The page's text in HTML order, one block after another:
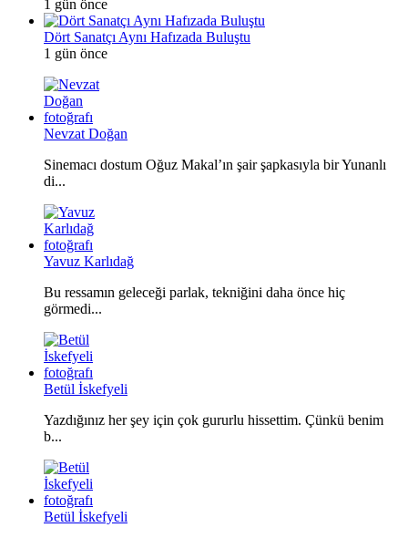
1 gün önce
Dört Sanatçı Aynı Hafızada Buluştu
1 gün önce
Nevzat Doğan
Sinemacı dostum Oğuz Makal’ın şair şapkasıyla bir Yunanlı
di...
Yavuz Karlıdağ
Bu ressamın geleceği parlak, tekniğini daha önce hiç
görmedi...
Betül İskefyeli
Yazdığınız her şey için çok gururlu hissettim. Çünkü benim
b...
Betül İskefyeli